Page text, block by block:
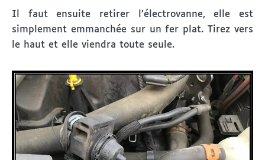
Il faut ensuite retirer l’électrovanne, elle est
simplement emmanchée sur un fer plat. Tirez vers
le haut et elle viendra toute seule.